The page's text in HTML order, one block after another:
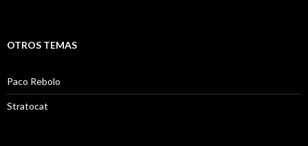
OTROS TEMAS
Paco Rebolo
Stratocat